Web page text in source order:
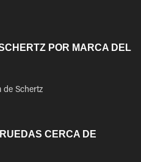
POR MARCA DEL
de Schertz
CERCA DE